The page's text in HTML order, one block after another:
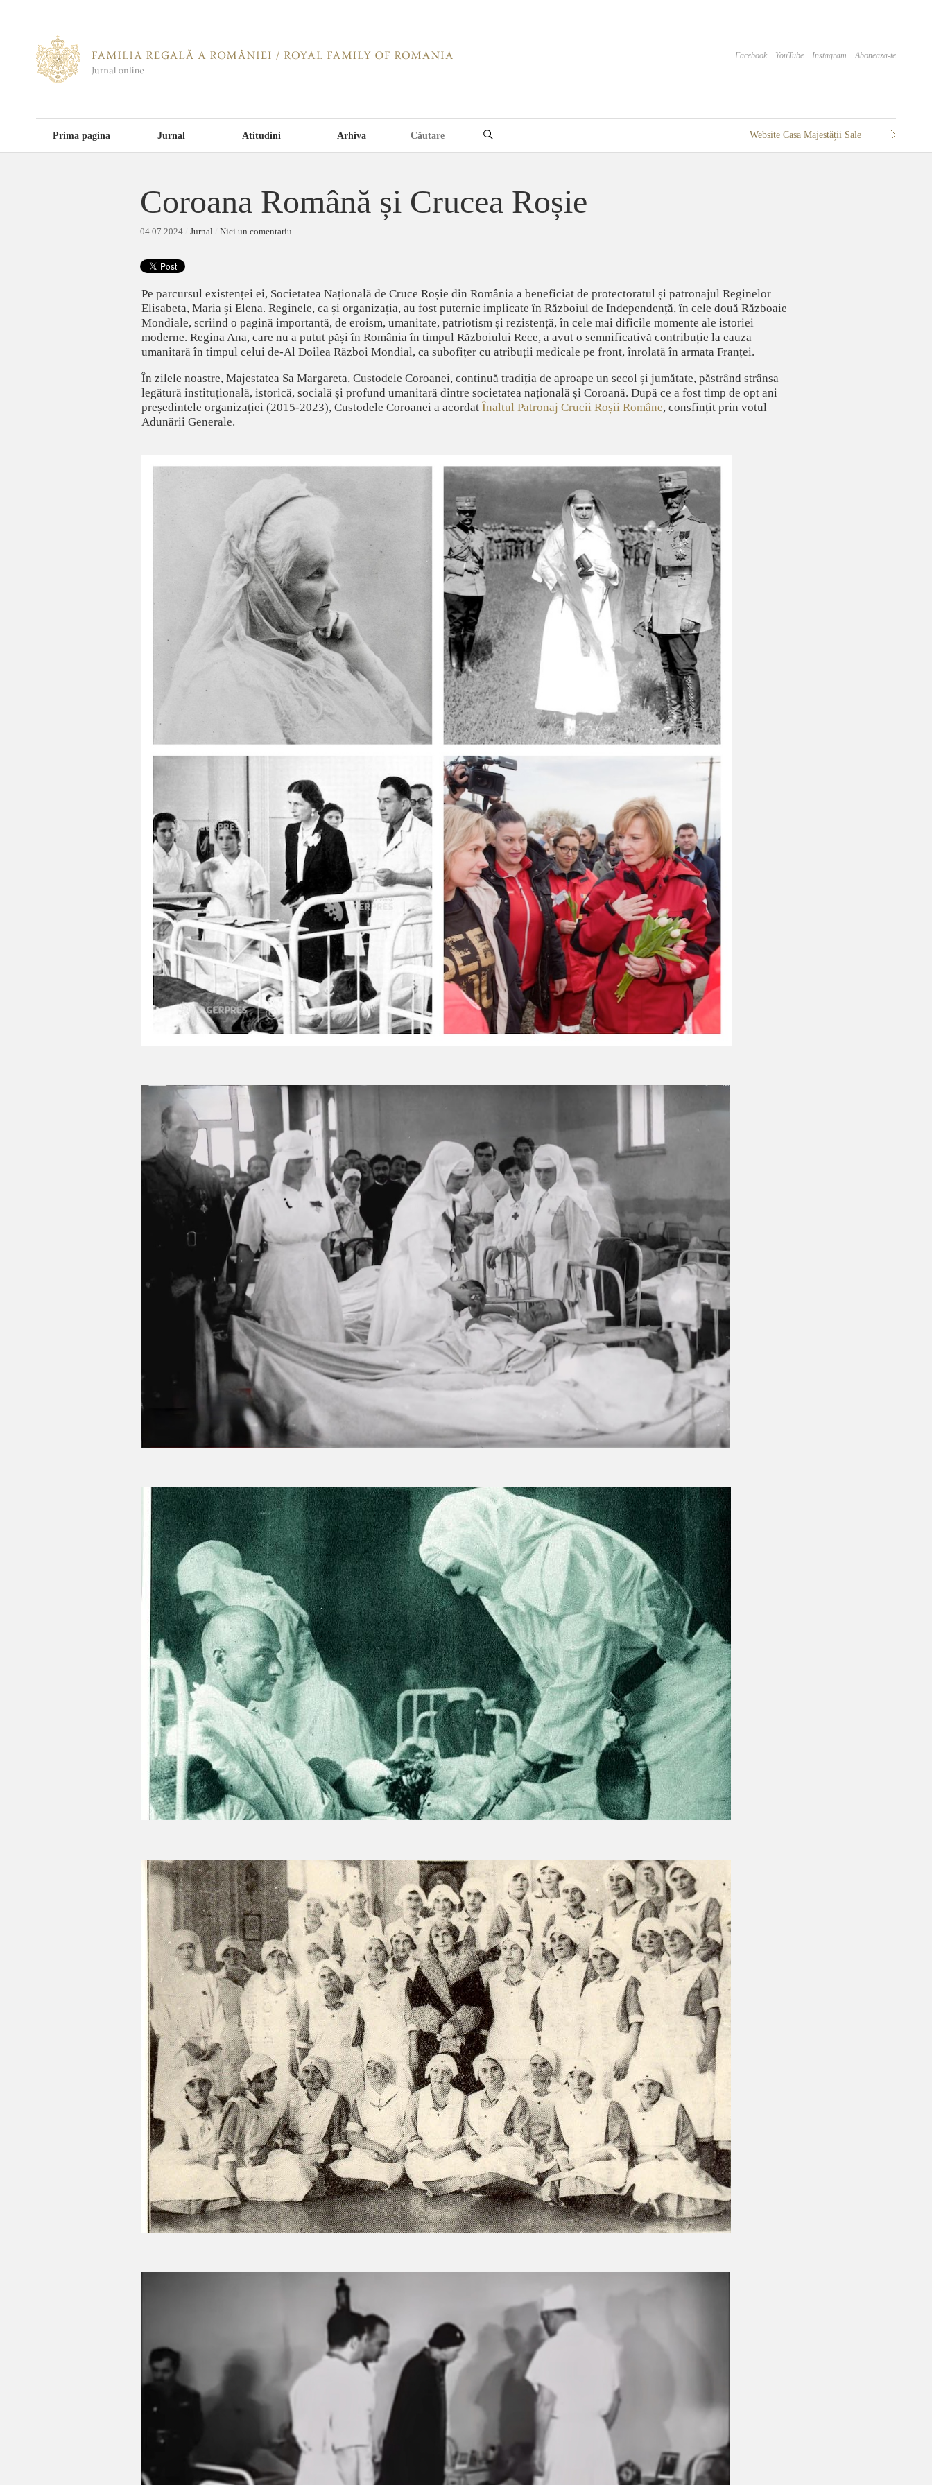
Facebook YouTube Instagram Aboneaza-te
Prima pagina Jurnal Atitudini Arhiva Website Casa Majestății Sale
Coroana Română și Crucea Roșie
04.07.2024 Jurnal Nici un comentariu
Pe parcursul existenței ei, Societatea Națională de Cruce Roșie din România a beneficiat de protectoratul și patronajul Reginelor
Elisabeta, Maria și Elena. Reginele, ca și organizația, au fost puternic implicate în Războiul de Independență, în cele două Războaie
Mondiale, scriind o pagină importantă, de eroism, umanitate, patriotism și rezistență, în cele mai dificile momente ale istoriei
moderne. Regina Ana, care nu a putut păși în România în timpul Războiului Rece, a avut o semnificativă contribuție la cauza
umanitară în timpul celui de-Al Doilea Război Mondial, ca subofițer cu atribuții medicale pe front, înrolată în armata Franței.
În zilele noastre, Majestatea Sa Margareta, Custodele Coroanei, continuă tradiția de aproape un secol și jumătate, păstrând strânsa
legătură instituțională, istorică, socială și profund umanitară dintre societatea națională și Coroană. După ce a fost timp de opt ani
președintele organizației (2015-2023), Custodele Coroanei a acordat Înaltul Patronaj Crucii Roșii Române, consfințit prin votul
Adunării Generale.